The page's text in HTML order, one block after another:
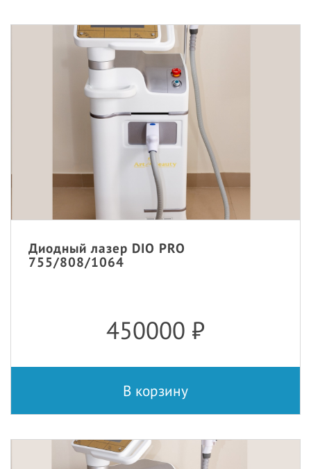
Диодный лазер DIO PRO
755/808/1064
450000 ₽
В корзину